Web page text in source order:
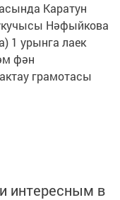
Каратун
Нәфыйкова
1 урынга лаек
фән
грамотасы
интересным в